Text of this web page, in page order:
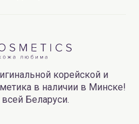
корейской и
в наличии в Минске!
Беларуси.